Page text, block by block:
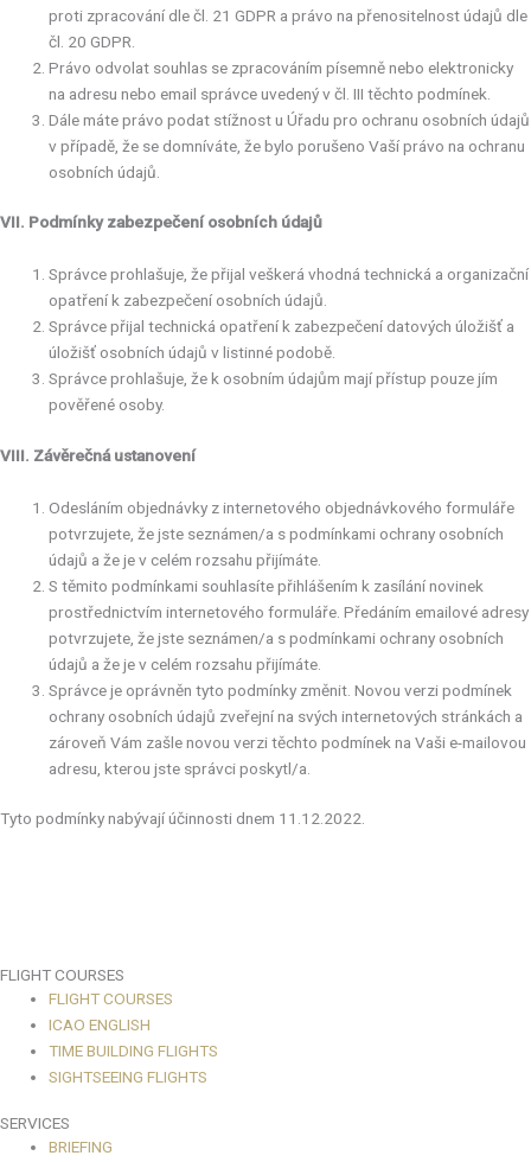
proti zpracování dle čl. 21 GDPR a právo na přenositelnost údajů dle
čl. 20 GDPR.
Právo odvolat souhlas se zpracováním písemně nebo elektronicky
na adresu nebo email správce uvedený v čl. III těchto podmínek.
Dále máte právo podat stížnost u Úřadu pro ochranu osobních údajů
v případě, že se domníváte, že bylo porušeno Vaší právo na ochranu
osobních údajů.
VII. Podmínky zabezpečení osobních údajů
Správce prohlašuje, že přijal veškerá vhodná technická a organizační
opatření k zabezpečení osobních údajů.
Správce přijal technická opatření k zabezpečení datových úložišť a
úložišť osobních údajů v listinné podobě.
Správce prohlašuje, že k osobním údajům mají přístup pouze jím
pověřené osoby.
VIII. Závěrečná ustanovení
Odesláním objednávky z internetového objednávkového formuláře
potvrzujete, že jste seznámen/a s podmínkami ochrany osobních
údajů a že je v celém rozsahu přijímáte.
S těmito podmínkami souhlasíte přihlášením k zasílání novinek
prostřednictvím internetového formuláře. Předáním emailové adresy
potvrzujete, že jste seznámen/a s podmínkami ochrany osobních
údajů a že je v celém rozsahu přijímáte.
Správce je oprávněn tyto podmínky změnit. Novou verzi podmínek
ochrany osobních údajů zveřejní na svých internetových stránkách a
zároveň Vám zašle novou verzi těchto podmínek na Vaši e-mailovou
adresu, kterou jste správci poskytl/a.
Tyto podmínky nabývají účinnosti dnem 11.12.2022.
FLIGHT COURSES
FLIGHT COURSES
ICAO ENGLISH
TIME BUILDING FLIGHTS
SIGHTSEEING FLIGHTS
SERVICES
BRIEFING